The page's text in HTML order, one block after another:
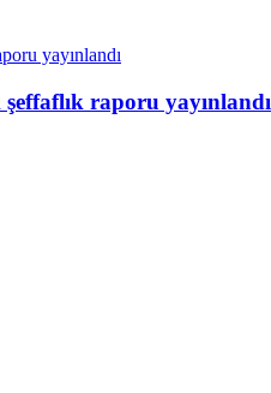
raporu yayınlandı